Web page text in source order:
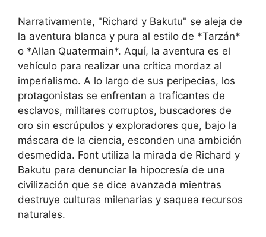
Narrativamente, "Richard y Bakutu" se aleja de
la aventura blanca y pura al estilo de *Tarzán*
o *Allan Quatermain*. Aquí, la aventura es el
vehículo para realizar una crítica mordaz al
imperialismo. A lo largo de sus peripecias, los
protagonistas se enfrentan a traficantes de
esclavos, militares corruptos, buscadores de
oro sin escrúpulos y exploradores que, bajo la
máscara de la ciencia, esconden una ambición
desmedida. Font utiliza la mirada de Richard y
Bakutu para denunciar la hipocresía de una
civilización que se dice avanzada mientras
destruye culturas milenarias y saquea recursos
naturales.